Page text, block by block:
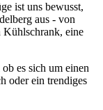
ist uns bewusst,
aus - von
Kühlschrank, eine
es sich um einen
oder ein trendiges